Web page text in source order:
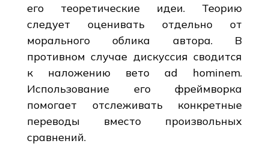
его теоретические идеи. Теорию
следует оценивать отдельно от
морального облика автора. В
противном случае дискуссия сводится
к наложению вето ad hominem.
Использование его фреймворка
помогает отслеживать конкретные
переводы вместо произвольных
сравнений.